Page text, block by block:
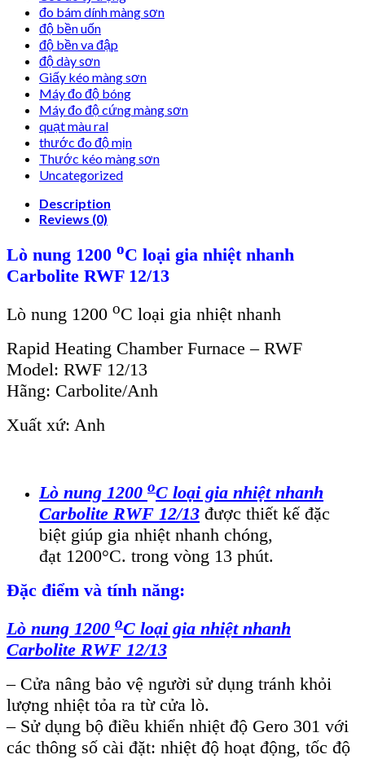
đo bám dính màng sơn
độ bền uốn
độ bền va đập
độ dày sơn
Giấy kéo màng sơn
Máy đo độ bóng
Máy đo độ cứng màng sơn
quạt màu ral
thước đo độ mịn
Thước kéo màng sơn
Uncategorized
Description
Reviews (0)
Lò nung 1200 oC loại gia nhiệt nhanh
Carbolite RWF 12/13
Lò nung 1200 oC loại gia nhiệt nhanh
Rapid Heating Chamber Furnace – RWF
Model: RWF 12/13
Hãng: Carbolite/Anh
Xuất xứ: Anh
Lò nung 1200 oC loại gia nhiệt nhanh
Carbolite RWF 12/13 được thiết kế đặc
biệt giúp gia nhiệt nhanh chóng,
đạt 1200°C. trong vòng 13 phút.
Đặc điểm và tính năng:
Lò nung 1200 oC loại gia nhiệt nhanh
Carbolite RWF 12/13
– Cửa nâng bảo vệ người sử dụng tránh khỏi
lượng nhiệt tỏa ra từ cửa lò.
– Sử dụng bộ điều khiển nhiệt độ Gero 301 với
các thông số cài đặt: nhiệt độ hoạt động, tốc độ